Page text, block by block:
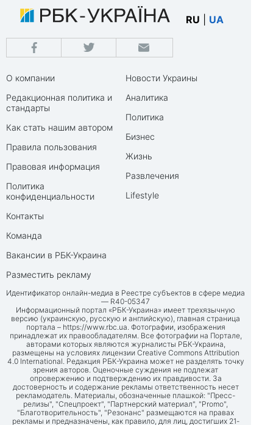
RU UA
О компании
Редакционная политика и
стандарты
Как стать нашим автором
Правила пользования
Правовая информация
Политика
конфиденциальности
Контакты
Команда
Вакансии в РБК-Украина
Разместить рекламу
Новости Украины
Аналитика
Политика
Бизнес
Жизнь
Развлечения
Lifestyle
Идентификатор онлайн-медиа в Реестре субъектов в сфере медиа
— R40-05347
Информационный портал «РБК-Украина» имеет трехязычную
версию (украинскую, русскую и английскую), главная страница
портала – https://www.rbc.ua. Фотографии, изображения
принадлежат их правообладателям. Все фотографии на Портале,
авторами которых являются журналисты РБК-Украина,
размещены на условиях лицензии Creative Commons Attribution
4.0 International. Редакция РБК-Украина может не разделять точку
зрения авторов. Оценочные суждения не подлежат
опровержению и подтверждению их правдивости. За
достоверность и содержание рекламы ответственность несет
рекламодатель. Материалы, обозначенные плашкой: "Пресс-
релизы", "Спецпроект", "Партнерский материал", "Promo",
"Благотворительность", "Резонанс" размещаются на правах
рекламы и предназначены, как правило, для лиц, достигших 21-